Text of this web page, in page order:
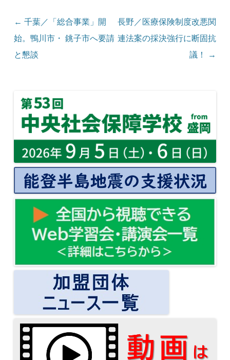
投稿ナビゲーション
← 千葉／「総合事業」開
始。鴨川市・ 銚子市へ要請
と懇談
長野／医療保険制度改悪関
連法案の採決強行に断固抗
議！
→